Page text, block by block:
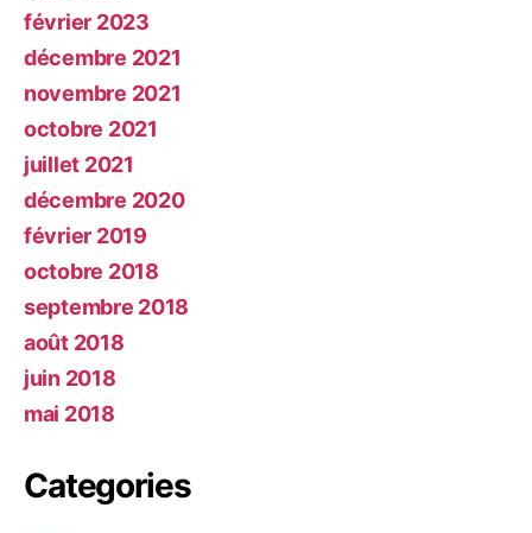
février 2023
décembre 2021
novembre 2021
octobre 2021
juillet 2021
décembre 2020
février 2019
octobre 2018
septembre 2018
août 2018
juin 2018
mai 2018
Categories